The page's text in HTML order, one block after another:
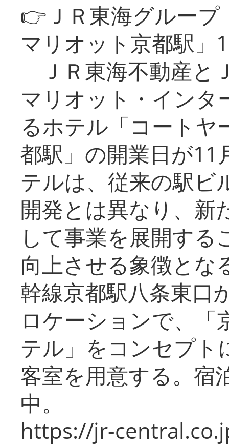
👉ＪＲ東海グルー
マリオット京都駅」
ＪＲ東海不動産と
マリオット・インタ
るホテル「コートヤ
都駅」の開業日が11
テルは、従来の駅ビ
開発とは異なり、新
して事業を展開する
向上させる象徴とな
幹線京都駅八条東口
ロケーションで、「
テル」をコンセプト
客室を用意する。宿
中。
https://jr-